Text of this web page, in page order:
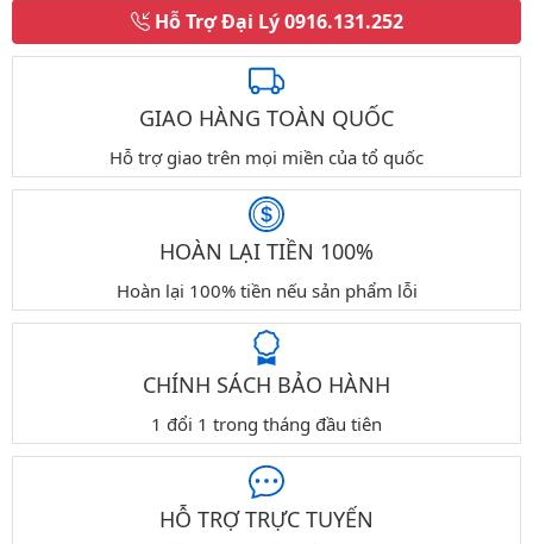
Hỗ Trợ Đại Lý0916.131.252
GIAO HÀNG TOÀN QUỐC
Hỗ trợ giao trên mọi miền của tổ quốc
HOÀN LẠI TIỀN 100%
Hoàn lại 100% tiền nếu sản phẩm lỗi
CHÍNH SÁCH BẢO HÀNH
1 đổi 1 trong tháng đầu tiên
HỖ TRỢ TRỰC TUYẾN